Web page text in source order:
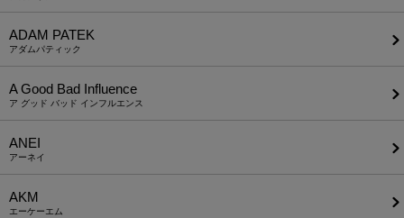
ADAM PATEK
アダムパティック
A Good Bad Influence
ア グッド バッド インフルエンス
ANEI
アーネイ
AKM
エーケーエム